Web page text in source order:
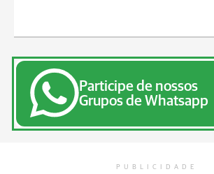
Participe de nossos
Grupos de Whatsapp
PUBLICIDADE